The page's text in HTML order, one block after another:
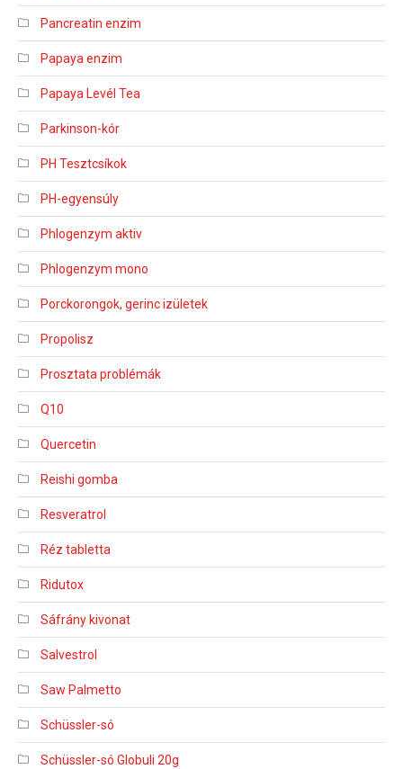
Pancreatin enzim
Papaya enzim
Papaya Levél Tea
Parkinson-kór
PH Tesztcsíkok
PH-egyensúly
Phlogenzym aktiv
Phlogenzym mono
Porckorongok, gerinc izületek
Propolisz
Prosztata problémák
Q10
Quercetin
Reishi gomba
Resveratrol
Réz tabletta
Ridutox
Sáfrány kivonat
Salvestrol
Saw Palmetto
Schüssler-só
Schüssler-só Globuli 20g